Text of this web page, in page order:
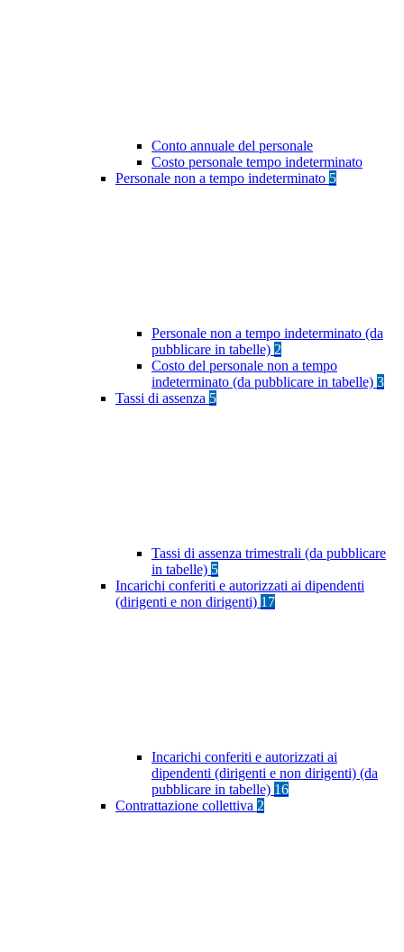
Conto annuale del personale
Costo personale tempo indeterminato
Personale non a tempo indeterminato 5
Personale non a tempo indeterminato (da
pubblicare in tabelle) 2
Costo del personale non a tempo
indeterminato (da pubblicare in tabelle) 3
Tassi di assenza 5
Tassi di assenza trimestrali (da pubblicare
in tabelle) 5
Incarichi conferiti e autorizzati ai dipendenti
(dirigenti e non dirigenti) 17
Incarichi conferiti e autorizzati ai
dipendenti (dirigenti e non dirigenti) (da
pubblicare in tabelle) 16
Contrattazione collettiva 2